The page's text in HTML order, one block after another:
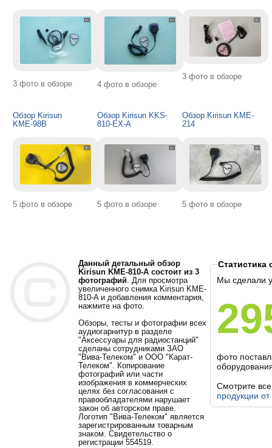
3 фото в обзоре 4 фото в обзоре
3 фото в обзоре
Обзор Kirisun
KME-98B
5 фото в обзоре
Обзор Kirisun KKS-
810-EX-A
5 фото в обзоре
Обзор Kirisun KME-
214
5 фото в обзоре
Данный детальный обзор
Kirisun KME-810-A состоит из 3
фотографий. Для просмотра
увеличенного снимка Kirisun KME-
810-A и добавления комментария,
нажмите на фото.
Обзоры, тесты и фотографии всех
аудиогарнитур в разделе
"Аксессуары для радиостанций"
сделаны сотрудниками ЗАО
"Вива-Телеком" и ООО "Карат-
Телеком". Копирование
фотографий или части
изображения в коммерческих
целях без согласования с
правообладателями нарушает
закон об авторском праве.
Логотип "Вива-Телеком" является
зарегистрированным товарным
знаком. Свидетельство о
регистрации 554519.
Статистика
Мы сделали
фото
Смотрите
продукции